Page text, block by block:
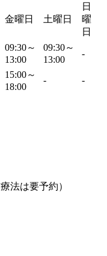
金曜日 土曜日
日
曜
日
09:30～
13:00
09:30～
13:00
-
15:00～
18:00
- -
法は要予約）